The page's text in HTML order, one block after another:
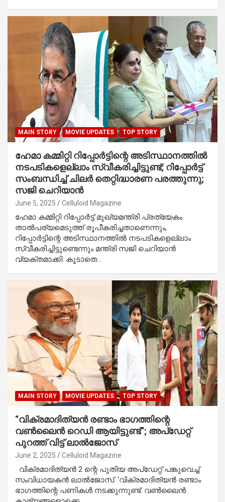
MAIN STORY MOVIE UPDATES TOP STORY
ഹേമാ കമ്മിറ്റി റിപ്പോര്‍ട്ടിന്റെ അടിസ്ഥാനത്തില്‍
നടപടികളെല്ലാം സ്വീകരിച്ചിട്ടുണ്ട്; റിപ്പോര്‍ട്ട്
സംബന്ധിച്ച് ചിലര്‍ തെറ്റിദ്ധാരണ പരത്തുന്നു;
സജി ചെറിയാൻ
June 5, 2025 Celluloid Magazine
ഹേമാ കമ്മിറ്റി റിപ്പോര്‍ട്ട് മുഖ്യമന്ത്രി പ്രത്യേകം
താല്‍പര്യമെടുത്ത് രൂപീകരിച്ചതാണെന്നും,
റിപ്പോര്‍ട്ടിന്റെ അടിസ്ഥാനത്തില്‍ നടപടികളെല്ലാം
സ്വീകരിച്ചിട്ടുണ്ടെന്നും മന്ത്രി സജി ചെറിയാൻ
വ്യക്തമാക്കി. കൂടാതെ…
MAIN STORY MOVIE UPDATES TOP STORY
“വിക്രമാദിത്യൻ രണ്ടാം ഭാ​ഗത്തിന്റെ
വൺലൈൻ റെ‍ഡി ആയിട്ടുണ്ട്”; അപ്ഡേറ്റ്
പുറത്ത് വിട്ട് ലാൽജോസ്
June 2, 2025 Celluloid Magazine
വിക്രമാദിത്യൻ 2 ന്റെ പുതിയ അപ്ഡേറ്റ് പങ്കുവെച്ച്
സംവിധായകൻ ലാൽജോസ്. ‘വിക്രമാദിത്യൻ രണ്ടാം
ഭാ​ഗത്തിന്റെ പണികൾ നടക്കുന്നുണ്ട്. വൺലൈൻ